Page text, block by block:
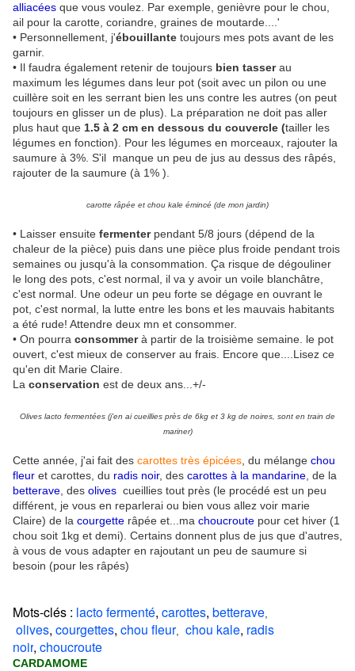
alliacées que vous voulez. Par exemple, genièvre pour le chou,
ail pour la carotte, coriandre, graines de moutarde....'
• Personnellement, j'ébouillante toujours mes pots avant de les
garnir.
• Il faudra également retenir de toujours bien tasserau
maximum les légumes dans leur pot (soit avec un pilon ou une
cuillère soit en les serrant bien les uns contre les autres (on peut
toujours en glisser un de plus). La préparation ne doit pas aller
plus haut que 1.5 à 2 cm en dessous du couvercle (tailler les
légumes en fonction). Pour les légumes en morceaux, rajouter la
saumure à 3%. S'il manque un peu de jus au dessus des râpés,
rajouter de la saumure (à 1% ).
carotte râpée et chou kale émincé (de mon jardin)
• Laisser ensuite fermenterpendant 5/8 jours (dépend de la
chaleur de la pièce) puis dans une pièce plus froide pendant trois
semaines ou jusqu'à la consommation. Ça risque de dégouliner
le long des pots, c'est normal, il va y avoir un voile blanchâtre,
c'est normal. Une odeur un peu forte se dégage en ouvrant le
pot, c'est normal, la lutte entre les bons et les mauvais habitants
a été rude! Attendre deux mn et consommer.
• On pourra consommerà partir de la troisième semaine. le pot
ouvert, c'est mieux de conserver au frais. Encore que....Lisez ce
qu'en dit Marie Claire.
La conservation est de deux ans...+/-
Olives lacto fermentées (j'en ai cueillies près de 6kg et 3 kg de noires, sont en train de
mariner)
Cette année, j'ai fait des carottes très épicées , du mélange chou
fleur et carottes, du radis noir, des carottes à la mandarine , de la
betterave , des olives cueillies tout près (le procédé est un peu
différent, je vous en reparlerai ou bien vous allez voir marie
Claire) de la courgette râpée et...ma choucroute pour cet hiver (1
chou soit 1kg et demi). Certains donnent plus de jus que d'autres,
à vous de vous adapter en rajoutant un peu de saumure si
besoin (pour les râpés)
Mots-clés : lacto fermenté, carottes, betterave
olives, courgettes, chou fleur, chou kale, radis
noir, choucroute
CARDAMOME